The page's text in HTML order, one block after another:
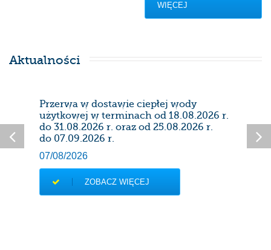
WIĘCEJ
Aktualności
Przerwa w dostawie ciepłej wody
użytkowej w terminach od 18.08.2026 r.
do 31.08.2026 r. oraz od 25.08.2026 r.
do 07.09.2026 r.
07/08/2026
ZOBACZ WIĘCEJ